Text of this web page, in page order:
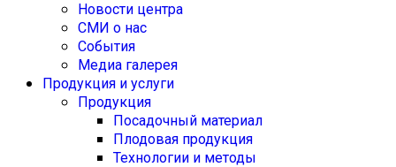
Новости центра
СМИ о нас
События
Медиа галерея
Продукция и услуги
Продукция
Посадочный материал
Плодовая продукция
Технологии и методы